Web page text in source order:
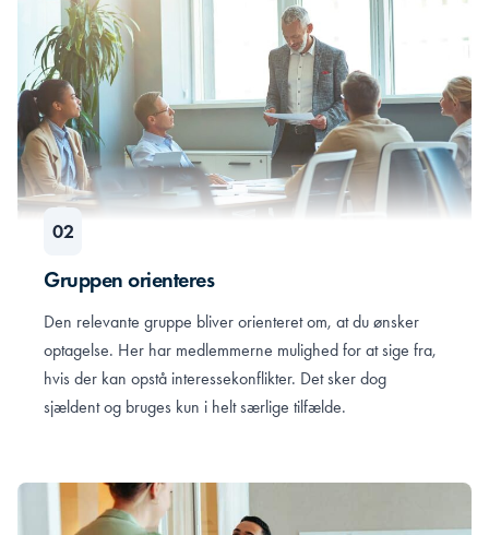
Gruppen orienteres
Den relevante gruppe bliver orienteret om, at du ønsker
optagelse. Her har medlemmerne mulighed for at sige fra,
hvis der kan opstå interessekonflikter. Det sker dog
sjældent og bruges kun i helt særlige tilfælde.